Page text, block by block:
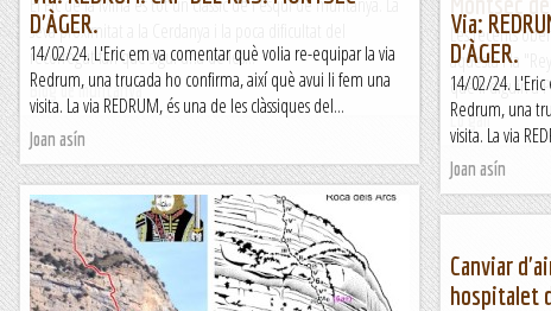
seva proximitat a la Cerdanya i la poca dificultat del
recorregut fan que sigui una de les...
Blog de muntanya
Les recents
aquesta i la
que li diguin a
Lo gall
D'ÀGER.
14/02/24. L'Eric em va comentar què volia re-equipar la via
Redrum, una trucada ho confirma, així què avui li fem una
visita. La via REDRUM, és una de les clàssiques del...
Joan asín
Via:
D'ÀGER.
14/02/24.
Redrum, una
visita. La via
Joan asín
Canviar
hospitalet